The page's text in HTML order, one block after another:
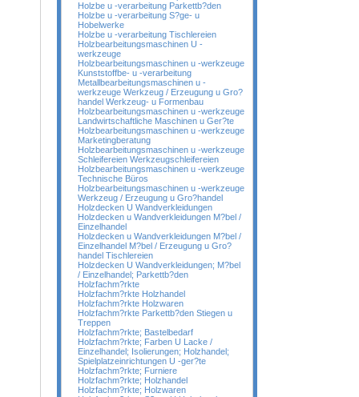
Holzbe u -verarbeitung Parkettb?den
Holzbe u -verarbeitung S?ge- u
Hobelwerke
Holzbe u -verarbeitung Tischlereien
Holzbearbeitungsmaschinen U -
werkzeuge
Holzbearbeitungsmaschinen u -werkzeuge
Kunststoffbe- u -verarbeitung
Metallbearbeitungsmaschinen u -
werkzeuge Werkzeug / Erzeugung u Gro?
handel Werkzeug- u Formenbau
Holzbearbeitungsmaschinen u -werkzeuge
Landwirtschaftliche Maschinen u Ger?te
Holzbearbeitungsmaschinen u -werkzeuge
Marketingberatung
Holzbearbeitungsmaschinen u -werkzeuge
Schleifereien Werkzeugschleifereien
Holzbearbeitungsmaschinen u -werkzeuge
Technische Büros
Holzbearbeitungsmaschinen u -werkzeuge
Werkzeug / Erzeugung u Gro?handel
Holzdecken U Wandverkleidungen
Holzdecken u Wandverkleidungen M?bel /
Einzelhandel
Holzdecken u Wandverkleidungen M?bel /
Einzelhandel M?bel / Erzeugung u Gro?
handel Tischlereien
Holzdecken U Wandverkleidungen; M?bel
/ Einzelhandel; Parkettb?den
Holzfachm?rkte
Holzfachm?rkte Holzhandel
Holzfachm?rkte Holzwaren
Holzfachm?rkte Parkettb?den Stiegen u
Treppen
Holzfachm?rkte; Bastelbedarf
Holzfachm?rkte; Farben U Lacke /
Einzelhandel; Isolierungen; Holzhandel;
Spielplatzeinrichtungen U -ger?te
Holzfachm?rkte; Furniere
Holzfachm?rkte; Holzhandel
Holzfachm?rkte; Holzwaren